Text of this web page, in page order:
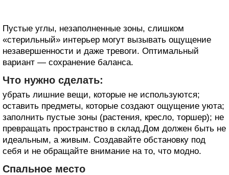
Пустые углы, незаполненные зоны, слишком
«стерильный» интерьер могут вызывать ощущение
незавершенности и даже тревоги. Оптимальный
вариант — сохранение баланса.
Что нужно сделать:
убрать лишние вещи, которые не используются;
оставить предметы, которые создают ощущение уюта;
заполнить пустые зоны (растения, кресло, торшер); не
превращать пространство в склад.Дом должен быть не
идеальным, а живым. Создавайте обстановку под
себя и не обращайте внимание на то, что модно.
Спальное место